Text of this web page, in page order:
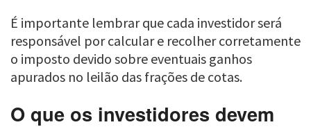
É importante lembrar que cada investidor será
responsável por calcular e recolher corretamente
o imposto devido sobre eventuais ganhos
apurados no leilão das frações de cotas.
O que os investidores devem